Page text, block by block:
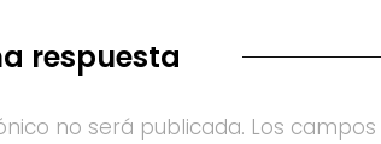
respuesta
no será publicada. Los campos